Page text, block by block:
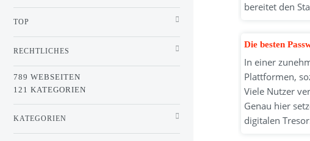
bereitet den
Die besten
In einer
Plattformen,
Viele Nutzer
Genau hier
digitalen
TOP
RECHTLICHES
789 WEBSEITEN
121 KATEGORIEN
KATEGORIEN